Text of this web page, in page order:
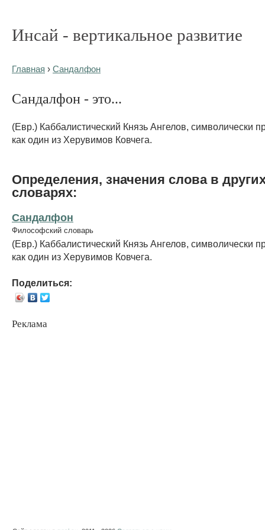
Инсай - вертикальное развитие
Главная › Сандалфон
Сандалфон - это...
(Евр.) Каббалистический Князь Ангелов, символически
как один из Херувимов Ковчега.
Определения, значения слова в
словарях:
Сандалфон
Философский словарь
(Евр.) Каббалистический Князь Ангелов, символически
как один из Херувимов Ковчега.
Поделиться:
Реклама